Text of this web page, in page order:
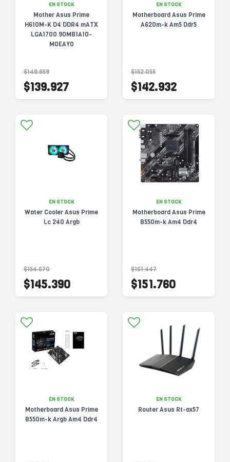
EN STOCK
Mother Asus Prime
H610M-K D4 DDR4 mATX
LGA1700 90MB1A10-
M0EAY0
$148.859
$139.927
EN STOCK
Motherboard Asus Prime
A620m-k Am5 Ddr5
$152.055
$142.932
EN STOCK
Water Cooler Asus Prime
Lc 240 Argb
$154.670
$145.390
EN STOCK
Motherboard Asus Prime
B550m-k Am4 Ddr4
$161.447
$151.760
EN STOCK
Motherboard Asus Prime
B550m-k Argb Am4 Ddr4
EN STOCK
Router Asus Rt-ax57